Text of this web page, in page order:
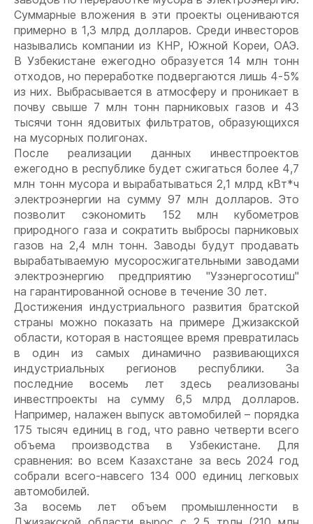
Суммарные вложения в эти проекты оцениваются
примерно в 1,3 млрд долларов. Среди инвесторов
назывались компании из КНР, Южной Кореи, ОАЭ.
В Узбекистане ежегодно образуется 14 млн тонн
отходов, но переработке подвергаются лишь 4-5%
из них. Выбрасывается в атмосферу и проникает в
почву свыше 7 млн тонн парниковых газов и 43
тысячи тонн ядовитых фильтратов, образующихся
на мусорных полигонах.
После реализации данных инвестпроектов
ежегодно в республике будет сжигаться более 4,7
млн тонн мусора и вырабатываться 2,1 млрд кВт*ч
электроэнергии на сумму 97 млн долларов. Это
позволит сэкономить 152 млн кубометров
природного газа и сократить выбросы парниковых
газов на 2,4 млн тонн. Заводы будут продавать
вырабатываемую мусоросжигательными заводами
электроэнергию предприятию "Узэнергосотиш"
на гарантированной основе в течение 30 лет.
Достижения индустриального развития братской
страны можно показать на примере Джизакской
области, которая в настоящее время превратилась
в один из самых динамично развивающихся
индустриальных регионов республики. За
последние восемь лет здесь реализованы
инвестпроекты на сумму 6,5 млрд долларов.
Например, налажен выпуск автомобилей – порядка
175 тысяч единиц в год, что равно четверти всего
объема производства в Узбекистане. Для
сравнения: во всем Казахстане за весь 2024 год
собрали всего-навсего 134 000 единиц легковых
автомобилей.
За восемь лет объем промышленности в